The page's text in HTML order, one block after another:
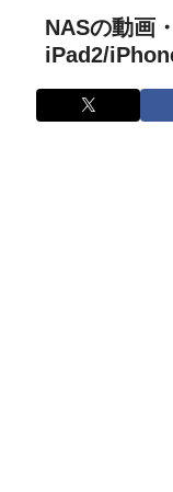
NASの動画
iPad2/